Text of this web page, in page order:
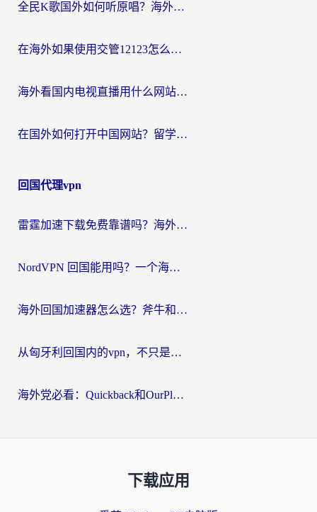
全民K歌国外如何听原唱？海外党亲测有效的回国加速器选择指南
在海外如果使用交管12123怎么处理？留学生亲测有效的回国加速方案
海外看国内电视直播用什么网站比较好？一篇解决你所有追剧难题的实用指南
在国外如何打开中国网站？留学生与海外华人的无缝访问指南
回国代理vpn
雷霆加速下载免费靠谱吗？海外党选回国加速器的避坑指南（附热门工具对比）
NordVPN 回国能用吗？一个海外用户必须面对的真实困境
海外回国加速器怎么选？斧牛和海龟哪个好？一篇帮你避开坑的实用指南
从匈牙利回国内的vpn，不只是为了刷剧那么简单
海外党必看：Quickback和OurPlay好用吗？3分钟选对回国加速器，无缝刷剧玩游戏
下载应用